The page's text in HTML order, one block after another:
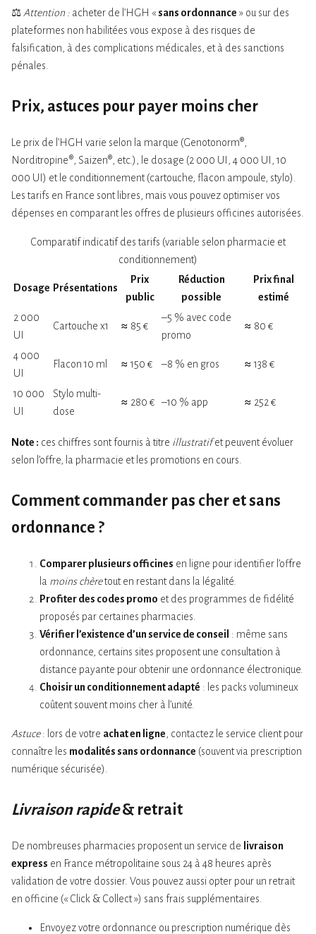
⚖️ Attention : acheter de l’HGH «sans ordonnance » ou sur des
plateformes non habilitées vous expose à des risques de
falsification, à des complications médicales, et à des sanctions
pénales.
Prix, astuces pour payer moins cher
Le prix de l’HGH varie selon la marque (Genotonorm®,
Norditropine®, Saizen®, etc.), le dosage (2 000 UI, 4 000 UI, 10
000 UI) et le conditionnement (cartouche, flacon ampoule, stylo).
Les tarifs en France sont libres, mais vous pouvez optimiser vos
dépenses en comparant les offres de plusieurs officines autorisées.
Comparatif indicatif des tarifs (variable selon pharmacie et
conditionnement)
Dosage Présentations
Prix
public
Réduction
possible
Prix final
estimé
2 000
UI
Cartouche x1 ≈ 85 €
–5 % avec code
promo
≈ 80 €
4 000
UI
Flacon 10 ml ≈ 150 € –8 % en gros ≈ 138 €
10 000
UI
Stylo multi-
dose
≈ 280 € –10 % app ≈ 252 €
Note : ces chiffres sont fournis à titre illustratifet peuvent évoluer
selon l’offre, la pharmacie et les promotions en cours.
Comment commander pas cher et sans
ordonnance ?
Comparer plusieurs officines en ligne pour identifier l’offre
la moins chèretout en restant dans la légalité.
Profiter des codes promo et des programmes de fidélité
proposés par certaines pharmacies.
Vérifier l’existence d’un service de conseil : même sans
ordonnance, certains sites proposent une consultation à
distance payante pour obtenir une ordonnance électronique.
Choisir un conditionnement adapté : les packs volumineux
coûtent souvent moins cher à l’unité.
Astuce: lors de votre achat en ligne , contactez le service client pour
connaître les modalités sans ordonnance (souvent via prescription
numérique sécurisée).
Livraison rapide& retrait
De nombreuses pharmacies proposent un service de livraison
express en France métropolitaine sous 24 à 48 heures après
validation de votre dossier. Vous pouvez aussi opter pour un retrait
en officine (« Click & Collect ») sans frais supplémentaires.
Envoyez votre ordonnance ou prescription numérique dès